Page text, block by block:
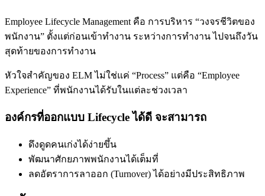
Employee Lifecycle Management คือ การบริหาร “วงจรชีวิตของ
พนักงาน” ตั้งแต่ก่อนเข้าทำงาน ระหว่างการทำงาน ไปจนถึงวัน
สุดท้ายของการทำงาน
หัวใจสำคัญของ ELM ไม่ใช่แค่ “Process” แต่คือ “Employee
Experience” ที่พนักงานได้รับในแต่ละช่วงเวลา
องค์กรที่ออกแบบ Lifecycle ได้ดี จะสามารถ
ดึงดูดคนเก่งได้ง่ายขึ้น
พัฒนาศักยภาพพนักงานได้เต็มที่
ลดอัตราการลาออก (Turnover) ได้อย่างมีประสิทธิภาพ